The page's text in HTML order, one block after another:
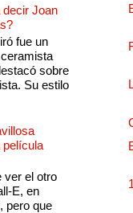
Joan
fue un
sobre
Su estilo
película
ver el otro
E, en
pero que